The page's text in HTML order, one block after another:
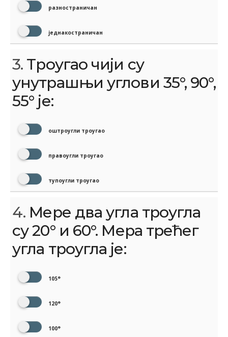
разностраничан
једнакостраничан
3. Троугао чији су
унутрашњи углови 35°, 90°,
55° је:
оштроугли троугао
правоугли троугао
тупоугли троугао
4. Мере два угла троугла
су 20° и 60°. Мера трећег
угла троугла је:
105°
120°
100°